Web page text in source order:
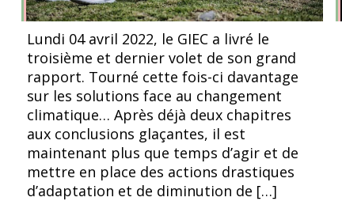
Lundi 04 avril 2022, le GIEC a livré le
troisième et dernier volet de son grand
rapport. Tourné cette fois-ci davantage
sur les solutions face au changement
climatique… Après déjà deux chapitres
aux conclusions glaçantes, il est
maintenant plus que temps d’agir et de
mettre en place des actions drastiques
d’adaptation et de diminution de […]